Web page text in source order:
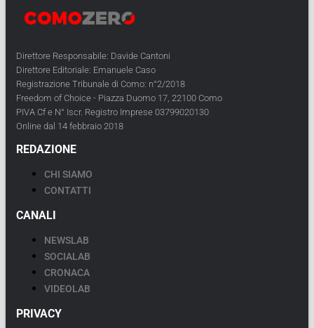
Direttore Responsabile: Davide Cantoni
Direttore Editoriale: Emanuele Caso
Registrazione Tribunale di Como: n°2/2018
Freedom of Choice - Piazza Duomo 17, 22100 Como
PIVA Cf e N° Iscr. Registro Imprese 03799020130
Online dal 14 febbraio 2018
REDAZIONE
CHI SIAMO
CONTATTI
CANALI
NEWSLAB
SOCIALAB
CRONACA
VIDEOLAB
PRIVACY